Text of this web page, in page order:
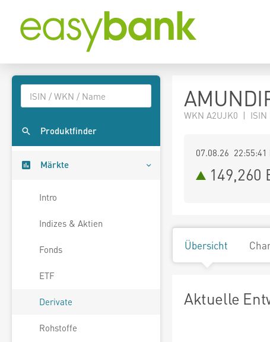
Produktfinder
Märkte
Intro
Indizes & Aktien
Fonds
ETF
Derivate
Rohstoffe
WKN A2UJK0 |
07.08.26 22:55:41
149,260
Übersicht
Aktuelle